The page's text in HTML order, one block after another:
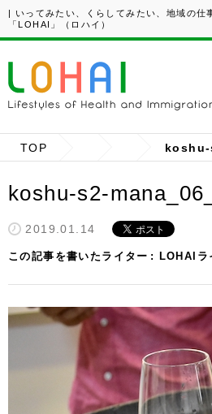
| いってみたい、くらしてみたい、地域の仕
「LOHAI」（ロハイ）
TOP koshu-
koshu-s2-
2019.01.14
この記事を書いたライター LOHAIラ